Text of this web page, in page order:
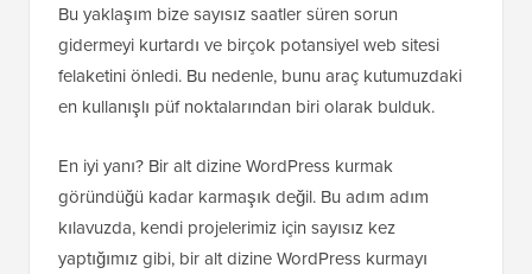
Bu yaklaşım bize sayısız saatler süren sorun
gidermeyi kurtardı ve birçok potansiyel web sitesi
felaketini önledi. Bu nedenle, bunu araç kutumuzdaki
en kullanışlı püf noktalarından biri olarak bulduk.
En iyi yanı? Bir alt dizine WordPress kurmak
göründüğü kadar karmaşık değil. Bu adım adım
kılavuzda, kendi projelerimiz için sayısız kez
yaptığımız gibi, bir alt dizine WordPress kurmayı